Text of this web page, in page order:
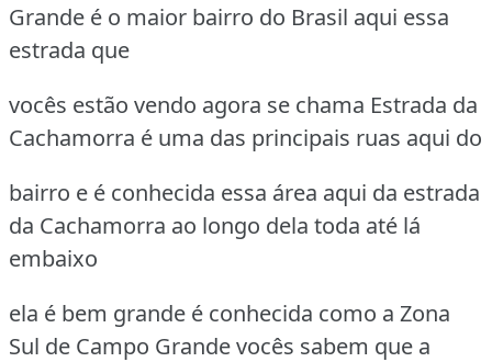
Grande é o maior bairro do Brasil aqui essa
estrada que
vocês estão vendo agora se chama Estrada da
Cachamorra é uma das principais ruas aqui do
bairro e é conhecida essa área aqui da estrada
da Cachamorra ao longo dela toda até lá
embaixo
ela é bem grande é conhecida como a Zona
Sul de Campo Grande vocês sabem que a